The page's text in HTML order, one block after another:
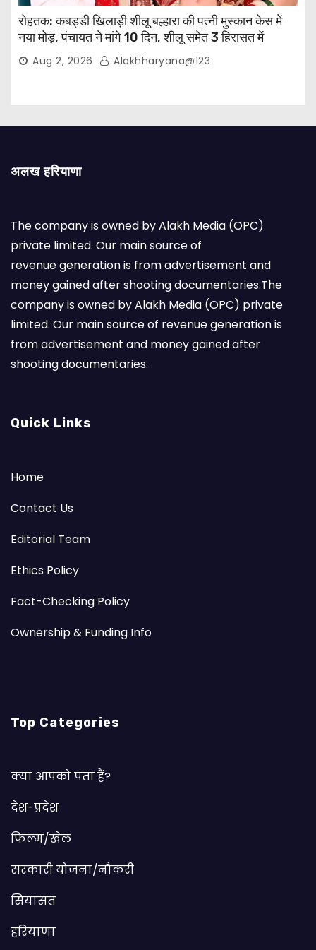
रोहतक: कबड्डी खिलाड़ी शीलू बल्हारा की पत्नी मुस्कान केस में
नया मोड़, पंचायत ने मांगे 10 दिन, शीलू समेत 3 हिरासत में
Aug 2, 2026 Alakhharyana@123
अलख हरियाणा
The company is owned by Alakh Media (OPC)
private limited. Our main source of
revenue generation is from advertisement and
money gained after shooting documentaries.The
company is owned by Alakh Media (OPC) private
limited. Our main source of revenue generation is
from advertisement and money gained after
shooting documentaries.
Quick Links
Home
Contact Us
Editorial Team
Ethics Policy
Fact-Checking Policy
Ownership & Funding Info
Top Categories
क्या आपको पता हैं?
देश-प्रदेश
फिल्म/खेल
सरकारी योजना/नौकरी
सियासत
हरियाणा